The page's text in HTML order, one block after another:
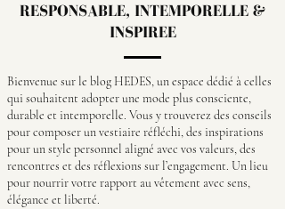
RESPONSABLE, INTEMPORELLE &
INSPIREE
Bienvenue sur le blog HEDES, un espace dédié à celles
qui souhaitent adopter une mode plus consciente,
durable et intemporelle. Vous y trouverez des conseils
pour composer un vestiaire réfléchi, des inspirations
pour un style personnel aligné avec vos valeurs, des
rencontres et des réflexions sur l’engagement. Un lieu
pour nourrir votre rapport au vêtement avec sens,
élégance et liberté.